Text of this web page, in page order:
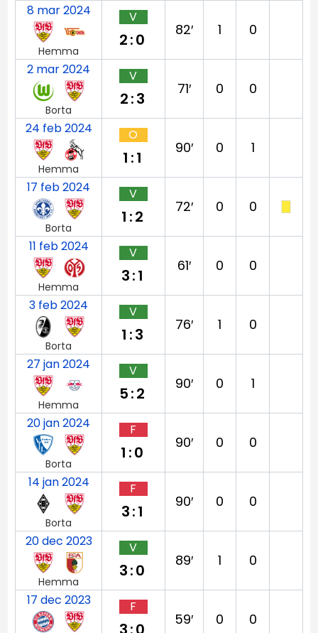
8 mar 2024
Hemma
V
2:0
82′ 1 0
2 mar 2024
Borta
V
2:3
71′ 0 0
24 feb 2024
Hemma
O
1:1
90′ 0 1
17 feb 2024
Borta
V
1:2
72′ 0 0
11 feb 2024
Hemma
V
3:1
61′ 0 0
3 feb 2024
Borta
V
1:3
76′ 1 0
27 jan 2024
Hemma
V
5:2
90′ 0 1
20 jan 2024
Borta
F
1:0
90′ 0 0
14 jan 2024
Borta
F
3:1
90′ 0 0
20 dec 2023
Hemma
V
3:0
89′ 1 0
17 dec 2023 F
59′ 0 0